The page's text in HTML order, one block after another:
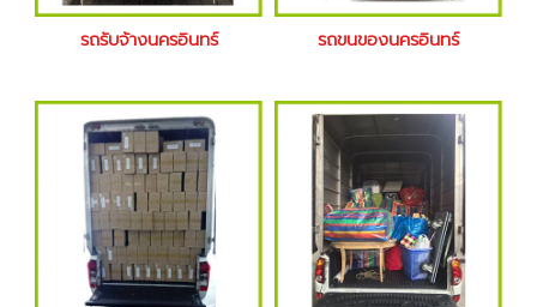
รถรับจ้างนครอินทร์ รถขนของนครอินทร์